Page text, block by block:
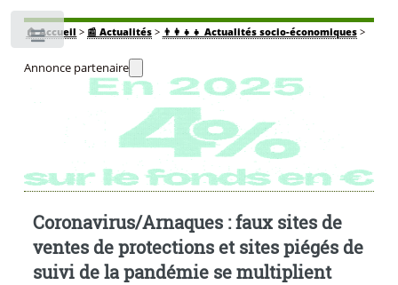
🏠Accueil > 📰 Actualités> 👨‍👩‍👧‍👧 Actualités socio-économiques>
Annonce partenaire
Coronavirus/Arnaques : faux sites de
ventes de protections et sites piégés de
suivi de la pandémie se multiplient
Toggle